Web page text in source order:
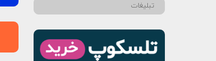
تبلیغات